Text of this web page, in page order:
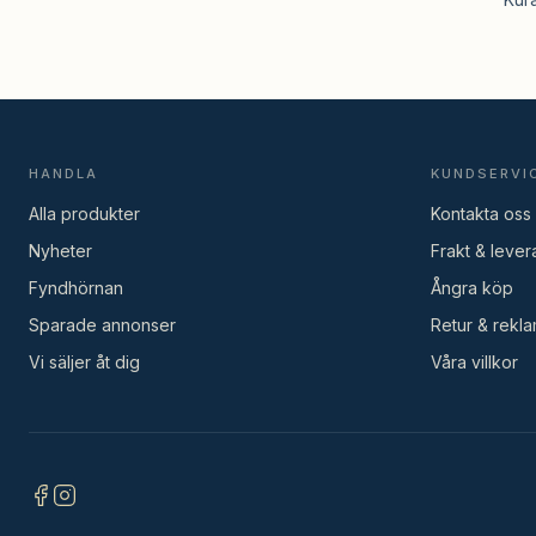
HANDLA
Alla produkter
Nyheter
Fyndhörnan
Sparade annonser
Vi säljer åt dig
Kontakta oss
Frakt &
Ångra köp
Retur &
Våra villkor